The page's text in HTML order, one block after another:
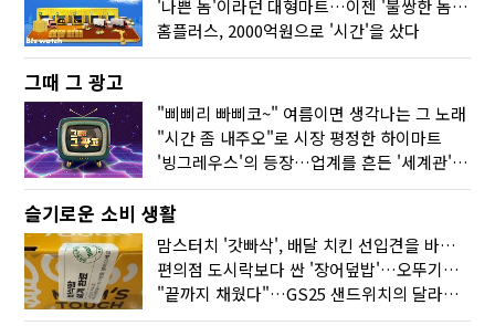
'나쁜 놈'이라던 대형마트…이젠 '불쌍한 놈' 됐다
홈플러스, 2000억원으로 '시간'을 샀다
그때 그 광고
"삐삐리 빠삐코~" 여름이면 생각나는 그 노래
"시간 좀 내주오"로 시장 평정한 하이마트
'빙그레우스'의 등장…업계를 흔든 '세계관' 마케팅
슬기로운 소비 생활
맘스터치 '갓빠삭', 배달 치킨 선입견을 바꿨다
편의점 도시락보다 싼 '장어덮밥'…오뚜기가 해냈다
"끝까지 채웠다"…GS25 샌드위치의 달라진 '속'사정